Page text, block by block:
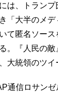
は、トラン
「大半のメ
て匿名ソー
。『人民の
大統領のツ
通信ロサン